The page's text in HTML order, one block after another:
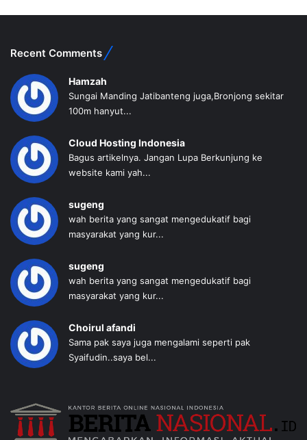
Recent Comments
Hamzah
Sungai Manding Jatibanteng juga,Bronjong sekitar
100m hanyut...
Cloud Hosting Indonesia
Bagus artikelnya. Jangan Lupa Berkunjung ke
website kami yah...
sugeng
wah berita yang sangat mengedukatif bagi
masyarakat yang kur...
sugeng
wah berita yang sangat mengedukatif bagi
masyarakat yang kur...
Choirul afandi
Sama pak saya juga mengalami seperti pak
Syaifudin..saya bel...